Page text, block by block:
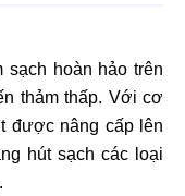
sạch hoàn hảo trên
thảm thấp. Với cơ
được nâng cấp lên
hút sạch các loại